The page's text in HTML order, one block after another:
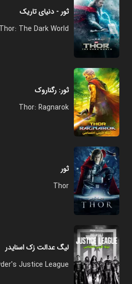
ثور - دنیای تاریک
Thor: The Dark World
ثور: رگناروک
Thor: Ragnarok
ثور
Thor
لیگ عدالت زک اسنایدر
Justice League